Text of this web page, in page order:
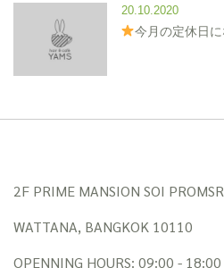
20.10.2020
今月の定休日
2F PRIME MANSION SOI
WATTANA, BANGKOK 10110
OPENNING HOURS: 09:00 - 18:00